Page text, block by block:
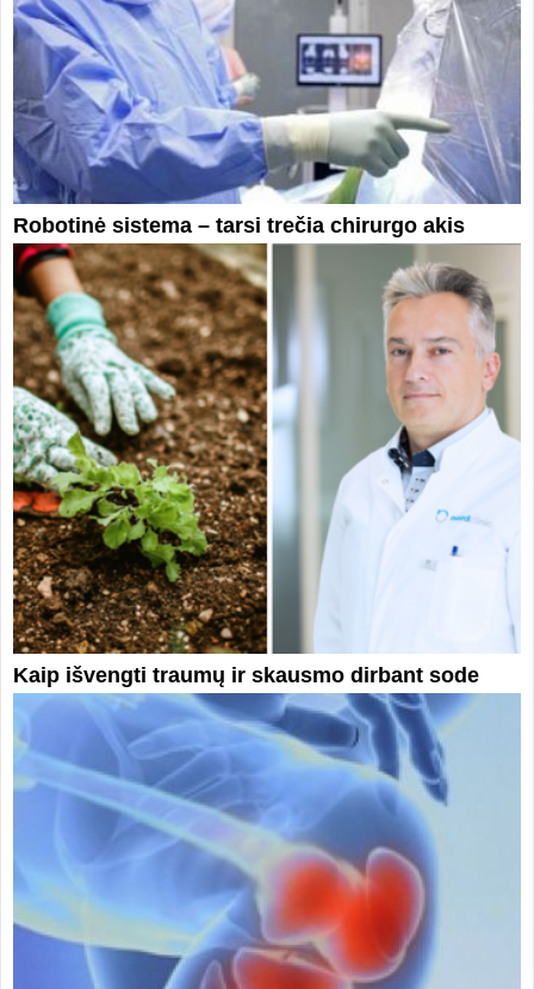
Robotinė sistema – tarsi trečia chirurgo akis
Kaip išvengti traumų ir skausmo dirbant sode